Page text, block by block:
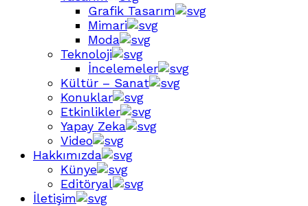
Grafik Tasarım
Mimari
Moda
Teknoloji
İncelemeler
Kültür – Sanat
Konuklar
Etkinlikler
Yapay Zeka
Video
Hakkımızda
Künye
Editöryal
İletişim